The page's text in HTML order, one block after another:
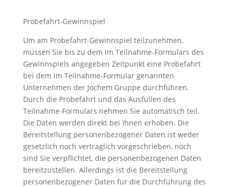
Probefahrt-Gewinnspiel
Um am Probefahrt-Gewinnspiel teilzunehmen,
müssen Sie bis zu dem im Teilnahme-Formulars des
Gewinnspiels angegeben Zeitpunkt eine Probefahrt
bei dem im Teilnahme-Formular genannten
Unternehmen der Jochem Gruppe durchführen.
Durch die Probefahrt und das Ausfüllen des
Teilnahme-Formulars nehmen Sie automatisch teil.
Die Daten werden direkt bei Ihnen erhoben. Die
Bereitstellung personenbezogener Daten ist weder
gesetzlich noch vertraglich vorgeschrieben, noch
sind Sie verpflichtet, die personenbezogenen Daten
bereitzustellen. Allerdings ist die Bereitstellung
personenbezogener Daten für die Durchführung des